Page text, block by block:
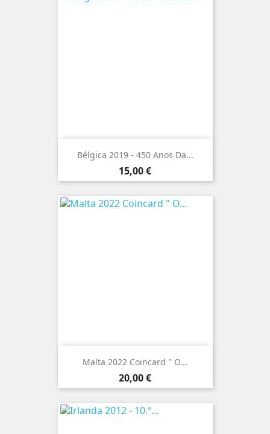
Bélgica 2019 - 450 Anos Da...
Preço
15,00 €
Malta 2022 Coincard " O...
Preço
20,00 €